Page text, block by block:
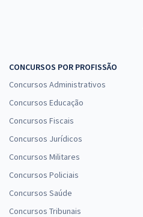
CONCURSOS POR PROFISSÃO
Concursos Administrativos
Concursos Educação
Concursos Fiscais
Concursos Jurídicos
Concursos Militares
Concursos Policiais
Concursos Saúde
Concursos Tribunais